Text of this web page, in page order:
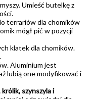
Umieść butelkę z
terrariów dla chomików
mógł pić w pozycji
klatek dla chomików.
Aluminium jest
lubią one modyfikować i
szynszyla i